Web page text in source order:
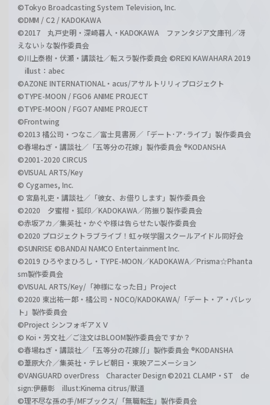
©Tokyo Broadcasting System Television, Inc.
©DMM / C2 / KADOKAWA
©2017 丸戸史明・深崎暮人・KADOKAWA ファンタジア文庫刊／冴
えない♭な製作委員会
©川上泰樹・伏瀬・講談社／転スラ製作委員会 ©REKI KAWAHARA 2019
illust：abec
©AZONE INTERNATIONAL・acus/アサルトリリィプロジェクト
©TYPE-MOON / FGO6 ANIME PROJECT
©TYPE-MOON / FGO7 ANIME PROJECT
©Frontwing
©2013 橘公司・つなこ／富士見書房／「デート･ア･ライブ」製作委員会
©春場ねぎ・講談社／「五等分の花嫁」製作委員会 ®KODANSHA
©2001-2020 CIRCUS
©VISUAL ARTS/Key
© Cygames, Inc.
© 宮島礼吏・講談社／「彼女、お借りします」製作委員会
©2020 夕蜜柑・狐印／KADOKAWA／防振り製作委員会
©赤坂アカ／集英社・かぐや様は告らせたい製作委員会
©2020 プロジェクトラブライブ！虹ヶ咲学園スクールアイドル同好会
©SUNRISE ©BANDAI NAMCO Entertainment Inc.
©2019 ひろやまひろし・TYPE-MOON／KADOKAWA／Prisma☆Phanta
sm製作委員会
©VISUAL ARTS/Key/「神様になった日」Project
©2020 東出祐一郎・橘公司・NOCO/KADOKAWA/「デート・ア・バレッ
ト」製作委員会
©Project シンフォギアＸＶ
© Koi・芳文社／ご注文はBLOOM製作委員会ですか？
©春場ねぎ・講談社／「五等分の花嫁∬」製作委員会 ®KODANSHA
©葦原大介／集英社・テレビ朝日・東映アニメーション
©VANGUARD overDress Character Design ©2021 CLAMP・ST de
sign:伊藤彰 illust:Kinema citrus/獣道
©理不尽な孫の手/MFブックス/「無職転生」製作委員会